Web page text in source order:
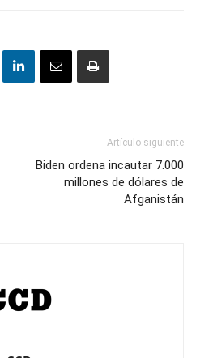
Artículo siguiente
Biden ordena incautar 7.000
millones de dólares de
Afganistán